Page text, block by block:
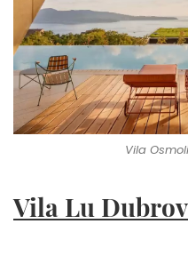
Vila
Vila Lu